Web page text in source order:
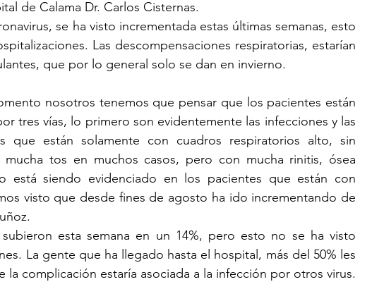
de Calama Dr. Carlos Cisternas.
se ha visto incrementada estas últimas semanas, esto
Las descompensaciones respiratorias, estarían
que por lo general solo se dan en invierno.
nosotros tenemos que pensar que los pacientes están
tres vías, lo primero son evidentemente las infecciones y las
que están solamente con cuadros respiratorios alto, sin
mucha tos en muchos casos, pero con mucha rinitis, ósea
está siendo evidenciado en los pacientes que están con
visto que desde fines de agosto ha ido incrementando de
esta semana en un 14%, pero esto no se ha visto
La gente que ha llegado hasta el hospital, más del 50% les